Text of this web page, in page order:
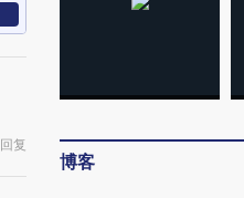
回复
博客